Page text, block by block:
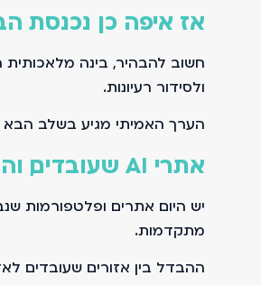
אז איפה כן נכנסת
חשוב להבהיר, בינה מלאכותית
ולסידור רעיונות.
הערך האמיתי מגיע בשלב הבא.
אתרי AI שעובדים, וההבדל הקטן שעושה את הכול
מתקדמות.
ההבדל בין אזורים שעובדים